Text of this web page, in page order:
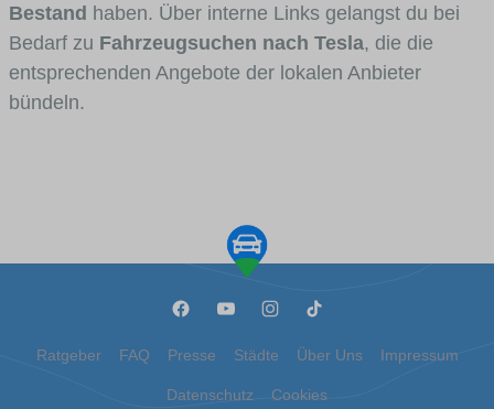
Bestand haben. Über interne Links gelangst du bei
Bedarf zu Fahrzeugsuchen nach Tesla, die die
entsprechenden Angebote der lokalen Anbieter
bündeln.
Ratgeber FAQ Presse Städte Über Uns Impressum
Datenschutz Cookies